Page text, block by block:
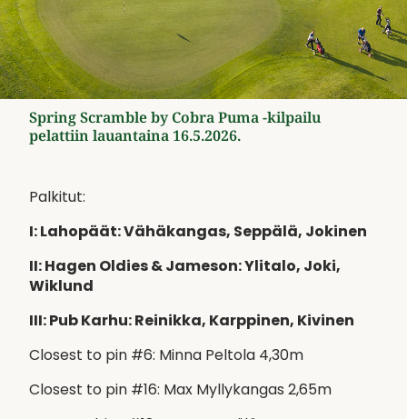
Spring Scramble by Cobra Puma -kilpailu
pelattiin lauantaina 16.5.2026.
Palkitut:
I: Lahopäät: Vähäkangas, Seppälä, Jokinen
II: Hagen Oldies & Jameson: Ylitalo, Joki,
Wiklund
​​​​​​​III: Pub Karhu: Reinikka, Karppinen, Kivinen
Closest to pin #6: Minna Peltola 4,30m
Closest to pin #16: Max Myllykangas 2,65m